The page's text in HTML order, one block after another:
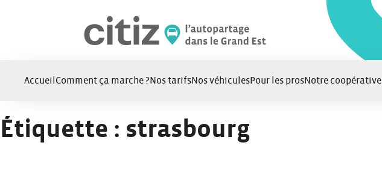
Accueil Comment ça marche ? Nos tarifsNos véhiculesPour les prosNotre coopérative
Étiquette : strasbourg